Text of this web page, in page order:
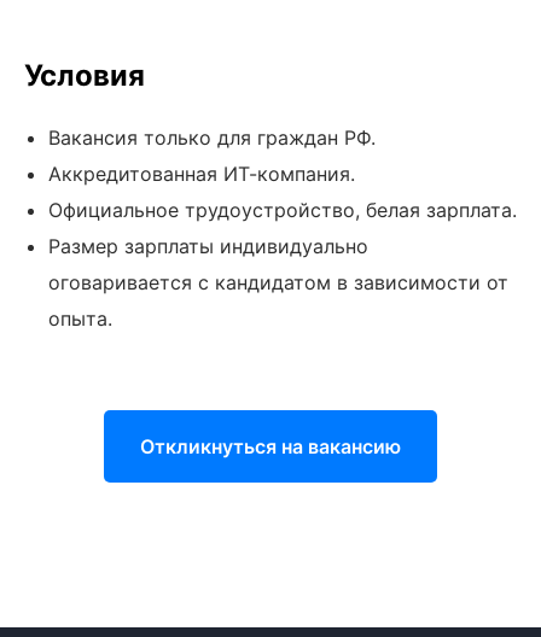
Условия
Вакансия только для граждан РФ.
Аккредитованная ИТ-компания.
Официальное трудоустройство, белая зарплата.
Размер зарплаты индивидуально
оговаривается с кандидатом в зависимости от
опыта.
Откликнуться на вакансию